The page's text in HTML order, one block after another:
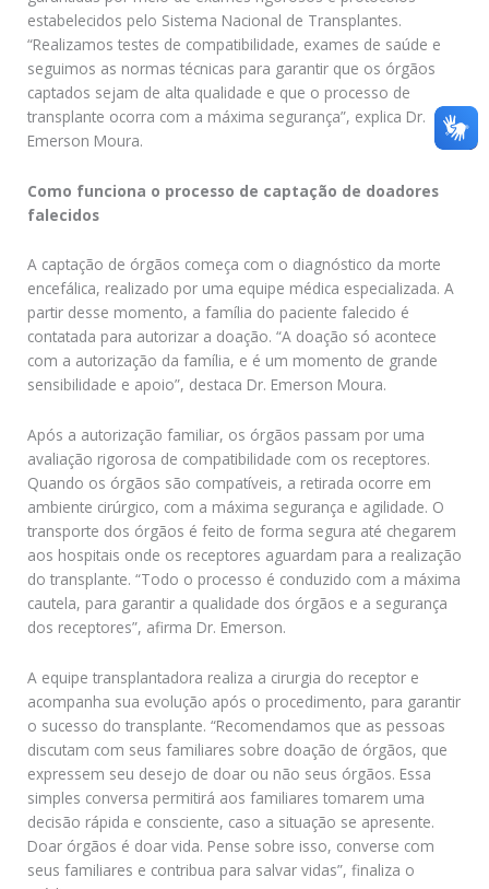
estabelecidos pelo Sistema Nacional de Transplantes.
“Realizamos testes de compatibilidade, exames de saúde e
seguimos as normas técnicas para garantir que os órgãos
captados sejam de alta qualidade e que o processo de
transplante ocorra com a máxima segurança”, explica Dr.
Emerson Moura.
Como funciona o processo de captação de doadores
falecidos
A captação de órgãos começa com o diagnóstico da morte
encefálica, realizado por uma equipe médica especializada. A
partir desse momento, a família do paciente falecido é
contatada para autorizar a doação. “A doação só acontece
com a autorização da família, e é um momento de grande
sensibilidade e apoio”, destaca Dr. Emerson Moura.
Após a autorização familiar, os órgãos passam por uma
avaliação rigorosa de compatibilidade com os receptores.
Quando os órgãos são compatíveis, a retirada ocorre em
ambiente cirúrgico, com a máxima segurança e agilidade. O
transporte dos órgãos é feito de forma segura até chegarem
aos hospitais onde os receptores aguardam para a realização
do transplante. “Todo o processo é conduzido com a máxima
cautela, para garantir a qualidade dos órgãos e a segurança
dos receptores”, afirma Dr. Emerson.
A equipe transplantadora realiza a cirurgia do receptor e
acompanha sua evolução após o procedimento, para garantir
o sucesso do transplante. “Recomendamos que as pessoas
discutam com seus familiares sobre doação de órgãos, que
expressem seu desejo de doar ou não seus órgãos. Essa
simples conversa permitirá aos familiares tomarem uma
decisão rápida e consciente, caso a situação se apresente.
Doar órgãos é doar vida. Pense sobre isso, converse com
seus familiares e contribua para salvar vidas”, finaliza o